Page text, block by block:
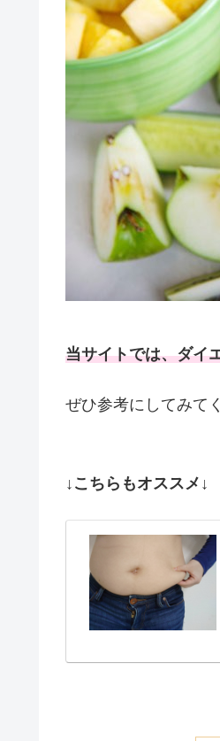
当サイトでは、ダイ
ぜひ参考にしてみて
↓こちらもオススメ↓